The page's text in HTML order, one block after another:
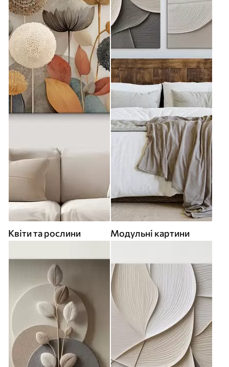
Квіти та рослини Модульні картини